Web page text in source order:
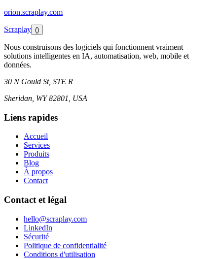
orion.scraplay.com
Scraplay ()
Nous construisons des logiciels qui fonctionnent vraiment —
solutions intelligentes en IA, automatisation, web, mobile et
données.
30 N Gould St, STE R
Sheridan, WY 82801, USA
Liens rapides
Accueil
Services
Produits
Blog
À propos
Contact
Contact et légal
hello@scraplay.com
LinkedIn
Sécurité
Politique de confidentialité
Conditions d'utilisation